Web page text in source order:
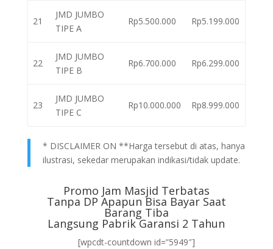
21
JMD JUMBO
TIPE A
Rp5.500.000 Rp5.199.000
22
JMD JUMBO
TIPE B
Rp6.700.000 Rp6.299.000
23
JMD JUMBO
TIPE C
Rp10.000.000 Rp8.999.000
* DISCLAIMER ON **Harga tersebut di atas, hanya
ilustrasi, sekedar merupakan indikasi/tidak update.
Promo Jam Masjid Terbatas
Tanpa DP Apapun Bisa Bayar Saat
Barang Tiba
Langsung Pabrik Garansi 2 Tahun
[wpcdt-countdown id=”5949″]